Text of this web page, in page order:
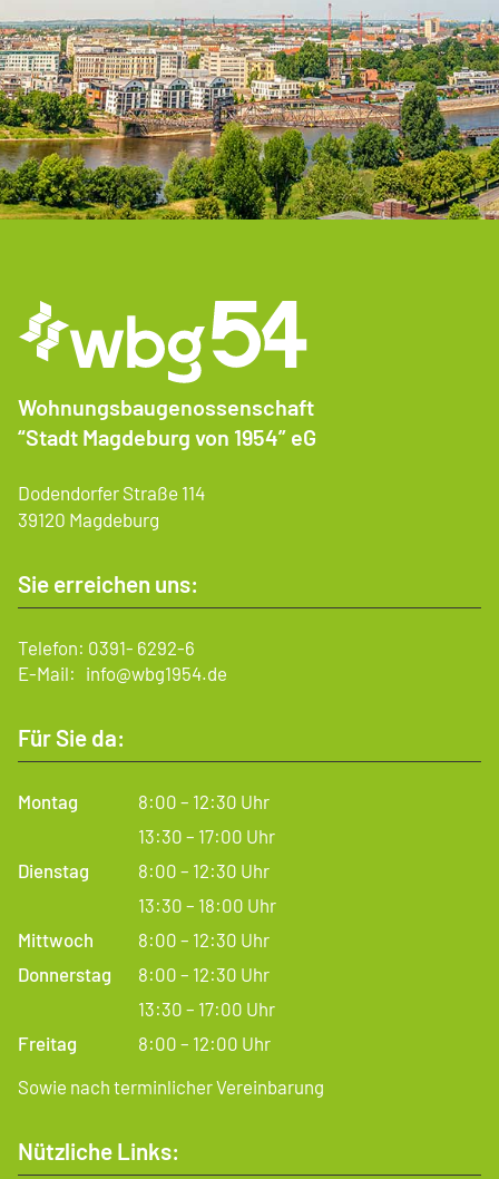
Wohnungsbaugenossenschaft
“Stadt Magdeburg von 1954” eG
Dodendorfer Straße 114
39120 Magdeburg
Sie erreichen uns:
Telefon: 0391- 6292-6
E-Mail: info@wbg1954.de
Für Sie da:
Montag
8:00 – 12:30 Uhr
13:30 – 17:00 Uhr
Dienstag
8:00 – 12:30 Uhr
13:30 – 18:00 Uhr
Mittwoch
8:00 – 12:30 Uhr
Donnerstag
8:00 – 12:30 Uhr
13:30 – 17:00 Uhr
Freitag
8:00 – 12:00 Uhr
Sowie nach terminlicher Vereinbarung
Nützliche Links: